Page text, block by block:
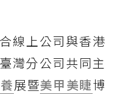
線上公司與香港
灣分公司共同主
展暨美甲美睫博